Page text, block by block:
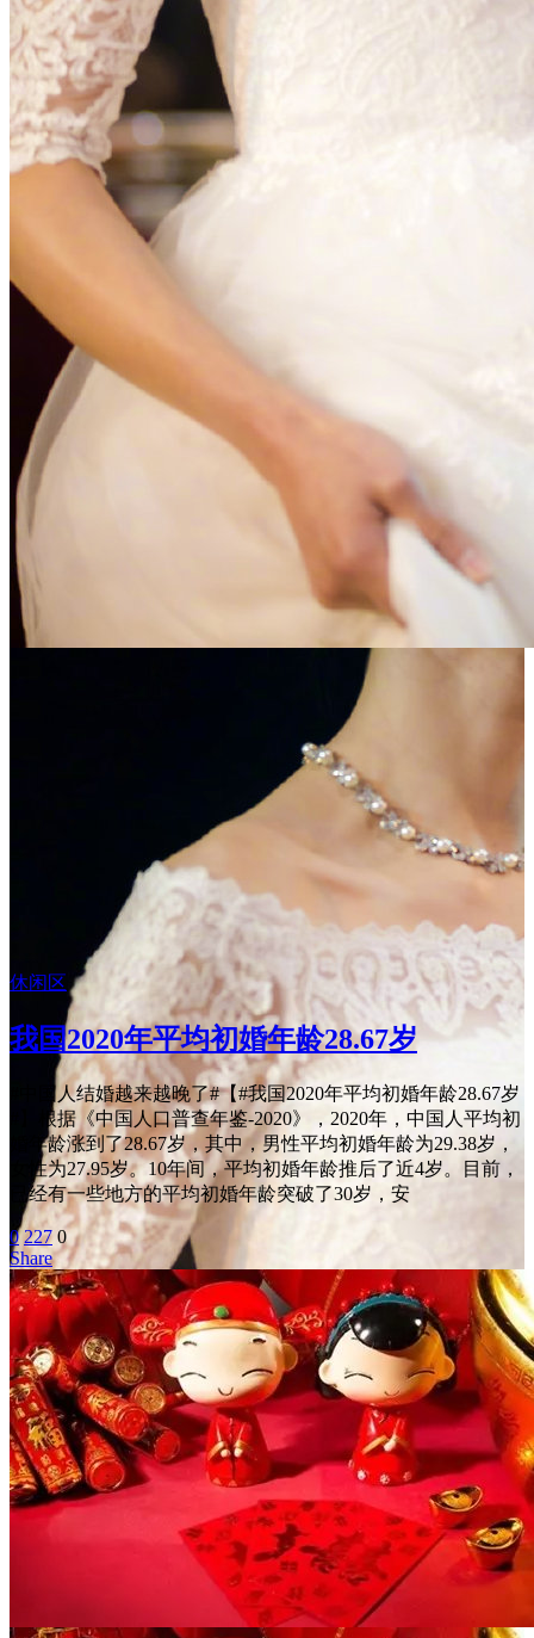
休闲区
我国2020年平均初婚年龄28.67岁
#中国人结婚越来越晚了#【#我国2020年平均初婚年龄28.67岁
#】根据《中国人口普查年鉴-2020》，2020年，中国人平均初
婚年龄涨到了28.67岁，其中，男性平均初婚年龄为29.38岁，
女性为27.95岁。10年间，平均初婚年龄推后了近4岁。目前，
已经有一些地方的平均初婚年龄突破了30岁，安
0 227 0
Share